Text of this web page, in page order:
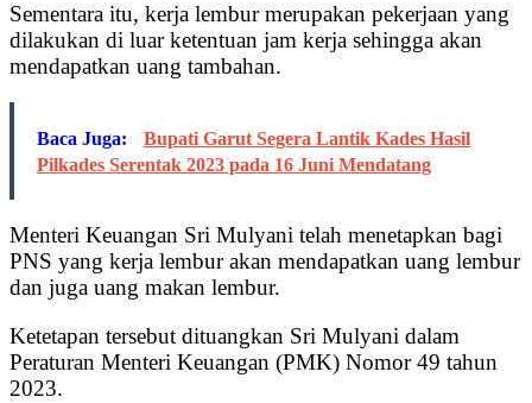
Sementara itu, kerja lembur merupakan pekerjaan yang
dilakukan di luar ketentuan jam kerja sehingga akan
mendapatkan uang tambahan.
Baca Juga:
Bupati Garut Segera Lantik Kades Hasil
Pilkades Serentak 2023 pada 16 Juni Mendatang
Menteri Keuangan Sri Mulyani telah menetapkan bagi
PNS yang kerja lembur akan mendapatkan uang lembur
dan juga uang makan lembur.
Ketetapan tersebut dituangkan Sri Mulyani dalam
Peraturan Menteri Keuangan (PMK) Nomor 49 tahun
2023.